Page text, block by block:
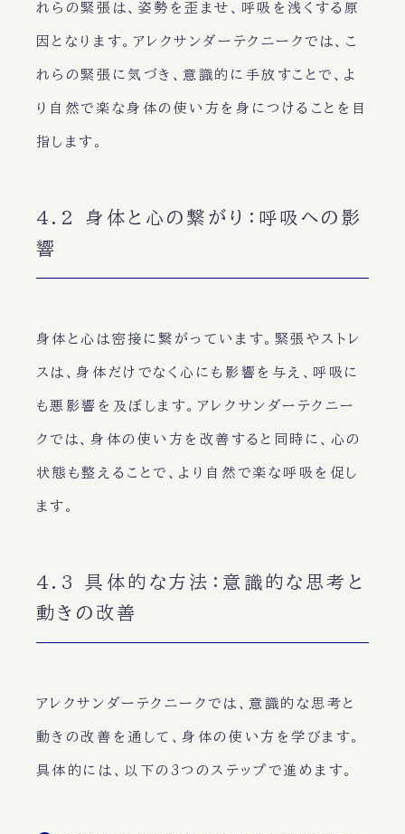
れらの緊張は、姿勢を歪ませ、呼吸を浅くする原
因となります。アレクサンダーテクニークでは、こ
れらの緊張に気づき、意識的に手放すことで、よ
り自然で楽な身体の使い方を身につけることを目
指します。
4.2 身体と心の繋がり：呼吸への影
響
身体と心は密接に繋がっています。緊張やストレ
スは、身体だけでなく心にも影響を与え、呼吸に
も悪影響を及ぼします。アレクサンダーテクニー
クでは、身体の使い方を改善すると同時に、心の
状態も整えることで、より自然で楽な呼吸を促し
ます。
4.3 具体的な方法：意識的な思考と
動きの改善
アレクサンダーテクニークでは、意識的な思考と
動きの改善 を通して、身体の使い方を学びます。
具体的には、以下の3つのステップで進めます。